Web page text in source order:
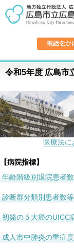
令和5年度 広島市
医療法
【病院指標】
年齢階級別退院患者数
診断群分類別患者数
初発の５大癌のUICC
成人市中肺炎の重症